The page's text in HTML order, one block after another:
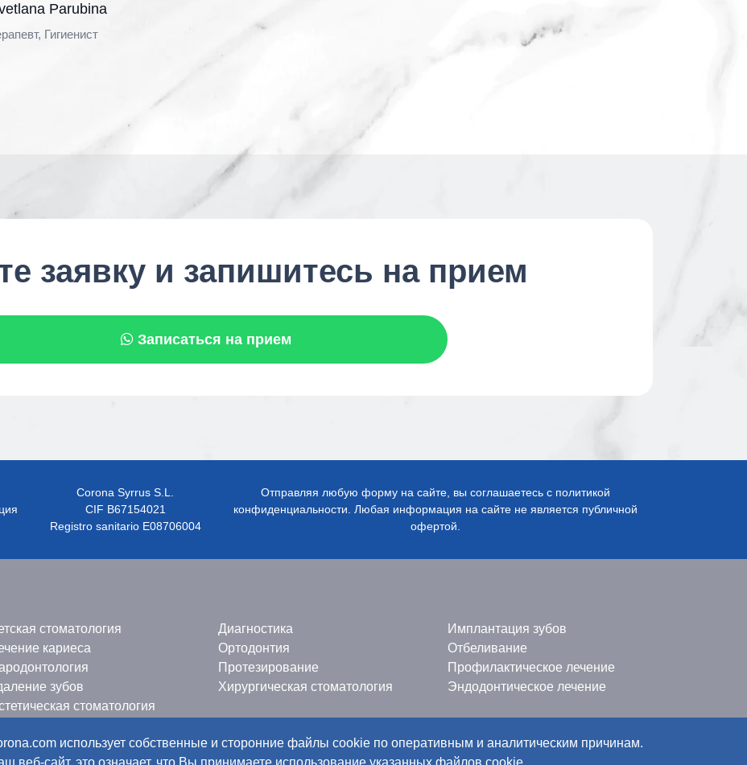
Parubina
Гигиенист
заявку и запишитесь на прием
Записаться на прием
Corona Syrrus S.L.
CIF B67154021
Registro sanitario E08706004
Отправляя любую форму на сайте, вы соглашаетесь с политикой
конфиденциальности. Любая информация на сайте не является публичной
офертой.
стоматология Диагностика
Имплантация зубов
кариеса
Ортодонтия
Отбеливание
Протезирование
Профилактическое лечение
зубов
Хирургическая стоматология
Эндодонтическое лечение
стоматология
использует собственные и сторонние файлы cookie по оперативным и аналитическим причинам.
веб-сайт, это означает, что Вы принимаете использование указанных файлов cookie.